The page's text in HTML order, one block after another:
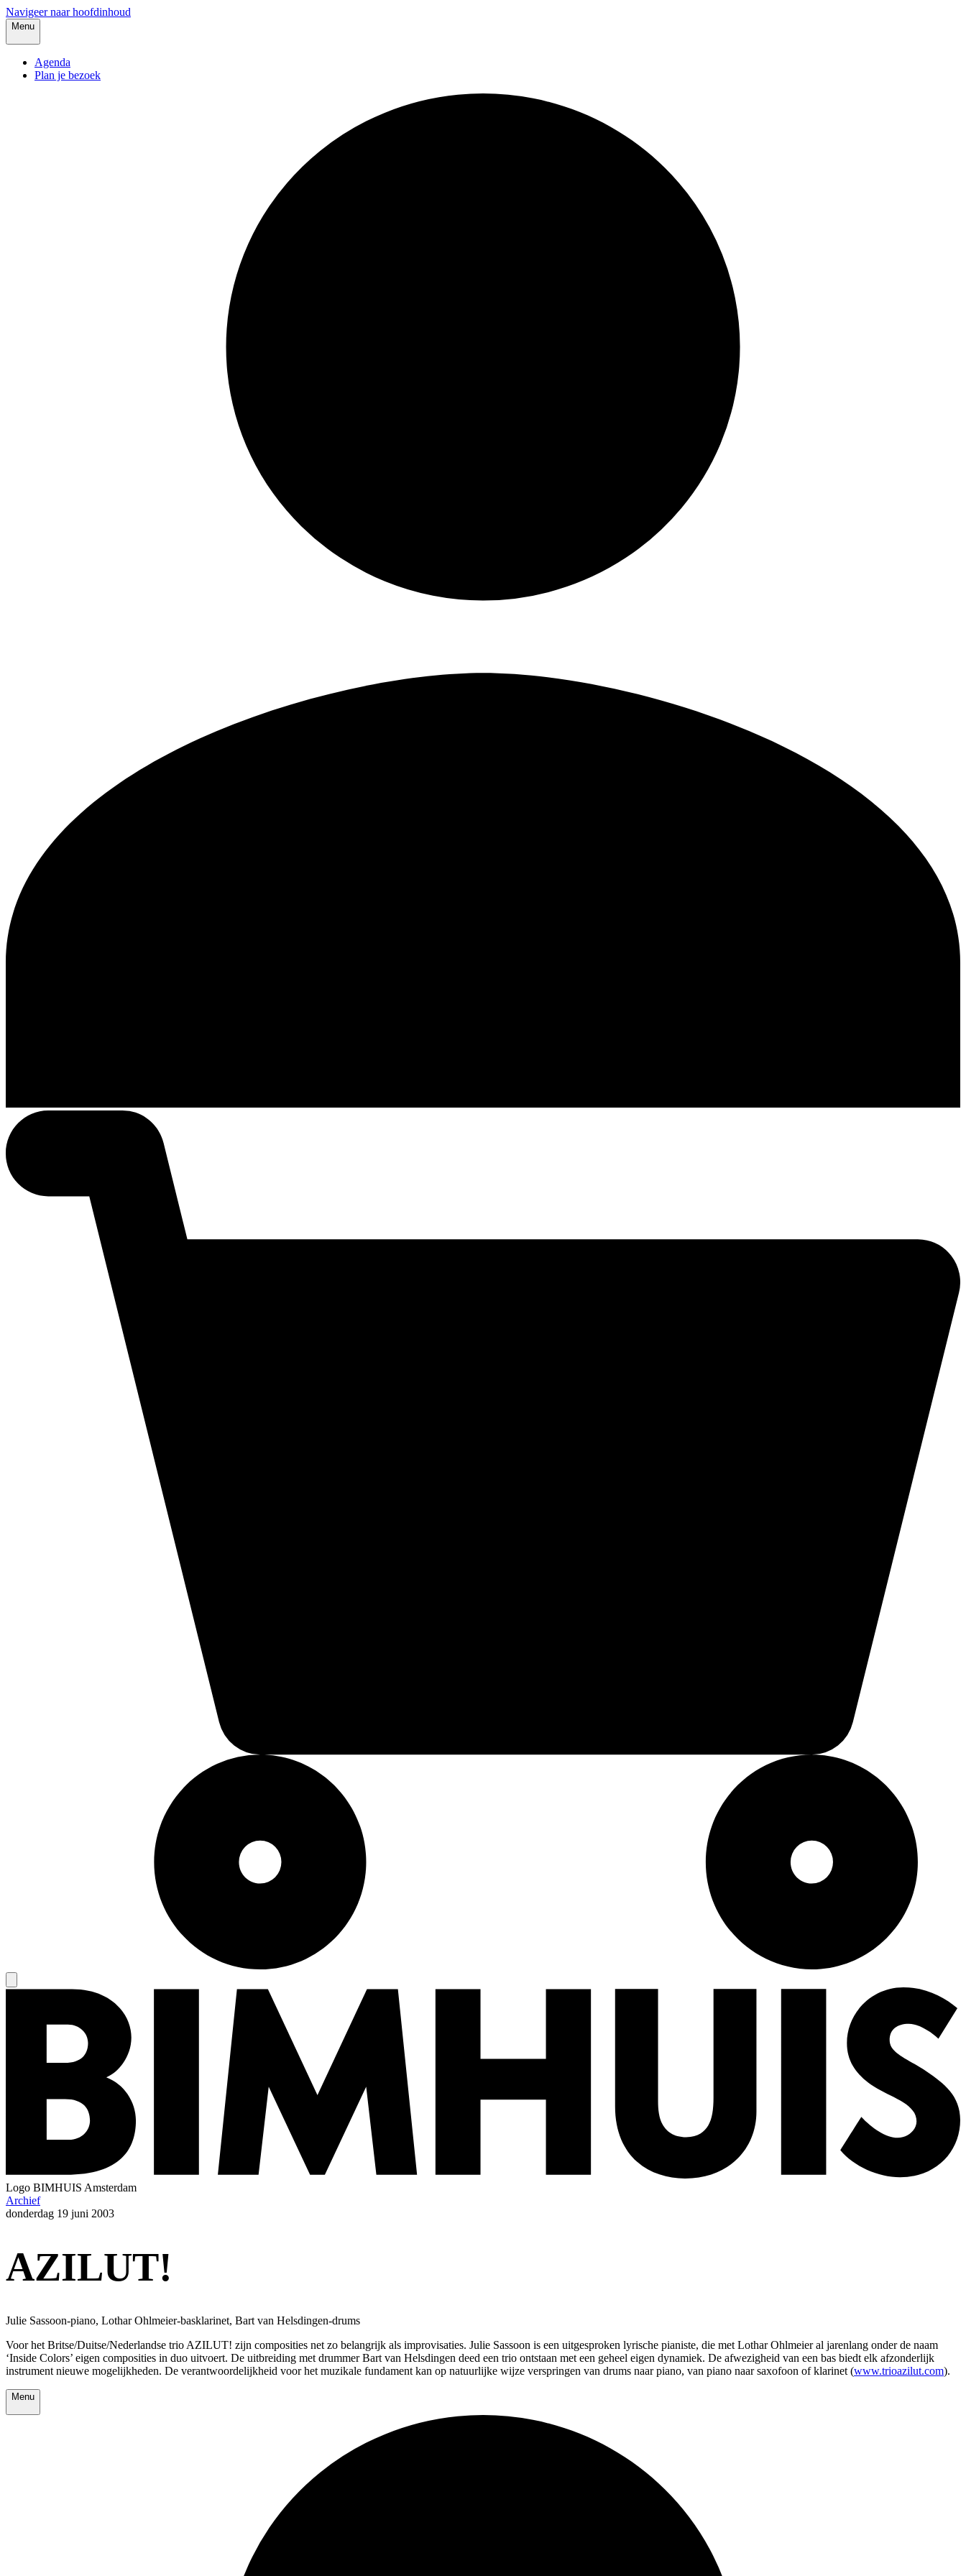
Navigeer naar hoofdinhoud
Menu
Agenda
Plan je bezoek
Logo BIMHUIS Amsterdam
Archief
donderdag 19 juni 2003
AZILUT!
Julie Sassoon-piano, Lothar Ohlmeier-basklarinet, Bart van Helsdingen-drums
Voor het Britse/Duitse/Nederlandse trio AZILUT! zijn composities net zo belangrijk als improvisaties. Julie Sassoon is een uitgesproken lyrische pianiste, die met Lothar Ohlmeier al jarenlang onder de naam
‘Inside Colors’ eigen composities in duo uitvoert. De uitbreiding met drummer Bart van Helsdingen deed een trio ontstaan met een geheel eigen dynamiek. De afwezigheid van een bas biedt elk afzonderlijk
instrument nieuwe mogelijkheden. De verantwoordelijkheid voor het muzikale fundament kan op natuurlijke wijze verspringen van drums naar piano, van piano naar saxofoon of klarinet (www.trioazilut.com).
Menu